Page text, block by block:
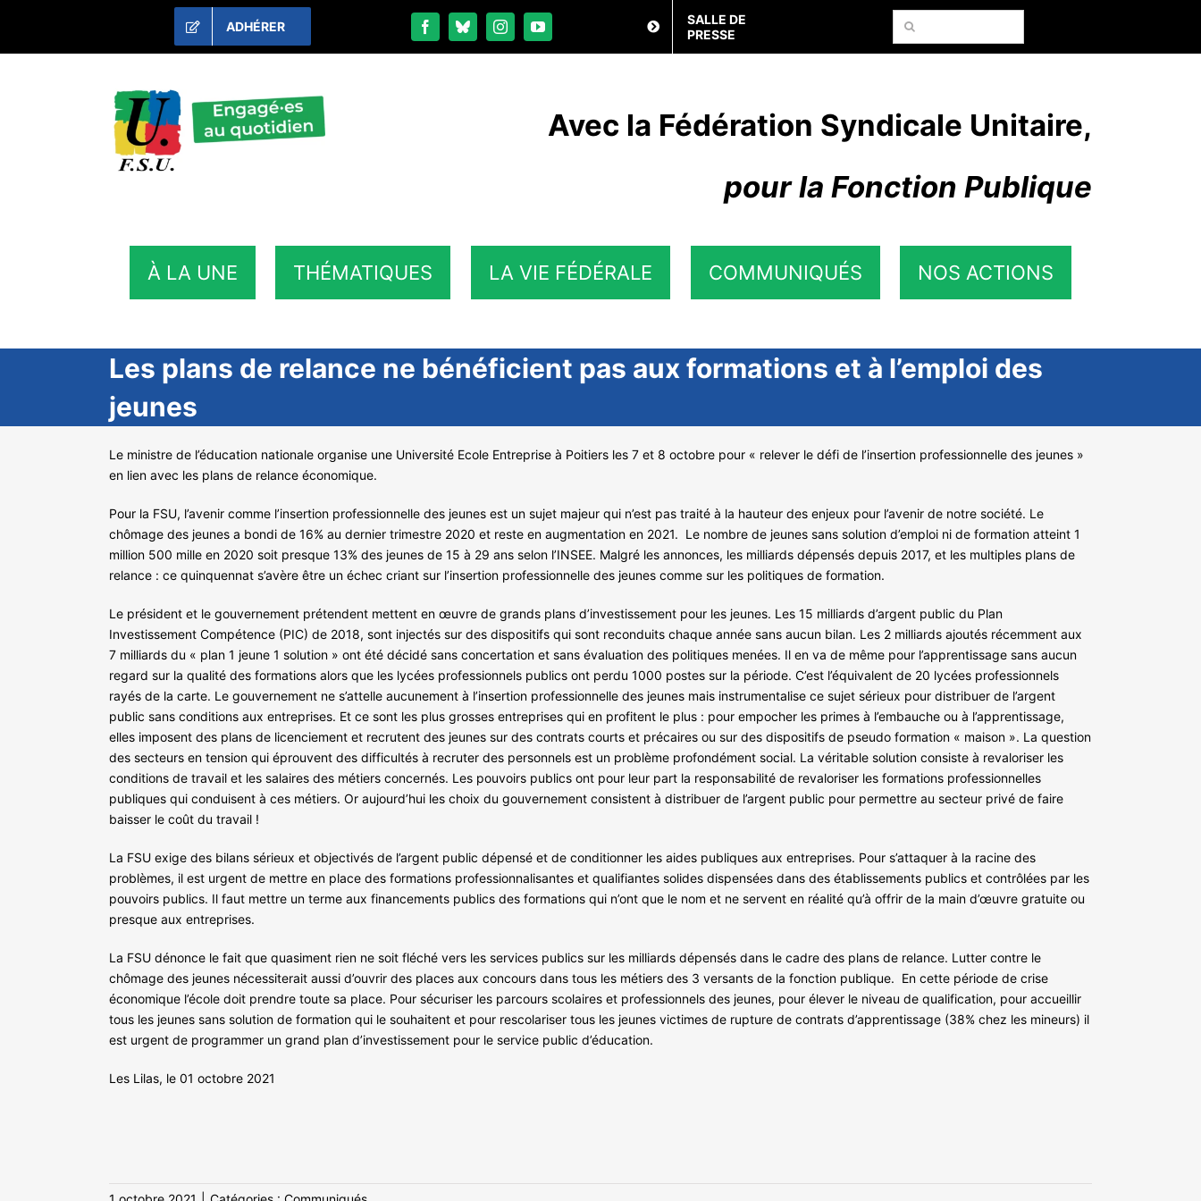
contenu
ADHÉRER
SALLE DE
PRESSE
Rechercher:
Avec la Fédération Syndicale Unitaire,
pour la Fonction Publique
À LA UNE THÉMATIQUES LA VIE FÉDÉRALE COMMUNIQUÉS NOS ACTIONS
Les plans de relance ne bénéficient pas aux formations et à l’emploi des
jeunes
Le ministre de l’éducation nationale organise une Université Ecole Entreprise à Poitiers les 7 et 8 octobre pour « relever le défi de l’insertion professionnelle des jeunes »
en lien avec les plans de relance économique.
Pour la FSU, l’avenir comme l’insertion professionnelle des jeunes est un sujet majeur qui n’est pas traité à la hauteur des enjeux pour l’avenir de notre société. Le
chômage des jeunes a bondi de 16% au dernier trimestre 2020 et reste en augmentation en 2021. Le nombre de jeunes sans solution d’emploi ni de formation atteint 1
million 500 mille en 2020 soit presque 13% des jeunes de 15 à 29 ans selon l’INSEE. Malgré les annonces, les milliards dépensés depuis 2017, et les multiples plans de
relance : ce quinquennat s’avère être un échec criant sur l’insertion professionnelle des jeunes comme sur les politiques de formation.
Le président et le gouvernement prétendent mettent en œuvre de grands plans d’investissement pour les jeunes. Les 15 milliards d’argent public du Plan
Investissement Compétence (PIC) de 2018, sont injectés sur des dispositifs qui sont reconduits chaque année sans aucun bilan. Les 2 milliards ajoutés récemment aux
7 milliards du « plan 1 jeune 1 solution » ont été décidé sans concertation et sans évaluation des politiques menées. Il en va de même pour l’apprentissage sans aucun
regard sur la qualité des formations alors que les lycées professionnels publics ont perdu 1000 postes sur la période. C’est l’équivalent de 20 lycées professionnels
rayés de la carte. Le gouvernement ne s’attelle aucunement à l’insertion professionnelle des jeunes mais instrumentalise ce sujet sérieux pour distribuer de l’argent
public sans conditions aux entreprises. Et ce sont les plus grosses entreprises qui en profitent le plus : pour empocher les primes à l’embauche ou à l’apprentissage,
elles imposent des plans de licenciement et recrutent des jeunes sur des contrats courts et précaires ou sur des dispositifs de pseudo formation « maison ». La question
des secteurs en tension qui éprouvent des difficultés à recruter des personnels est un problème profondément social. La véritable solution consiste à revaloriser les
conditions de travail et les salaires des métiers concernés. Les pouvoirs publics ont pour leur part la responsabilité de revaloriser les formations professionnelles
publiques qui conduisent à ces métiers. Or aujourd’hui les choix du gouvernement consistent à distribuer de l’argent public pour permettre au secteur privé de faire
baisser le coût du travail !
La FSU exige des bilans sérieux et objectivés de l’argent public dépensé et de conditionner les aides publiques aux entreprises. Pour s’attaquer à la racine des
problèmes, il est urgent de mettre en place des formations professionnalisantes et qualifiantes solides dispensées dans des établissements publics et contrôlées par les
pouvoirs publics. Il faut mettre un terme aux financements publics des formations qui n’ont que le nom et ne servent en réalité qu’à offrir de la main d’œuvre gratuite ou
presque aux entreprises.
La FSU dénonce le fait que quasiment rien ne soit fléché vers les services publics sur les milliards dépensés dans le cadre des plans de relance. Lutter contre le
chômage des jeunes nécessiterait aussi d’ouvrir des places aux concours dans tous les métiers des 3 versants de la fonction publique. En cette période de crise
économique l’école doit prendre toute sa place. Pour sécuriser les parcours scolaires et professionnels des jeunes, pour élever le niveau de qualification, pour accueillir
tous les jeunes sans solution de formation qui le souhaitent et pour rescolariser tous les jeunes victimes de rupture de contrats d’apprentissage (38% chez les mineurs) il
est urgent de programmer un grand plan d’investissement pour le service public d’éducation.
Les Lilas, le 01 octobre 2021